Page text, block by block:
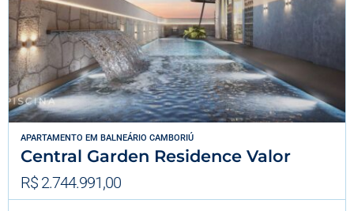
APARTAMENTO EM BALNEÁRIO CAMBORIÚ
Central Garden Residence Valor
R$ 2.744.991,00